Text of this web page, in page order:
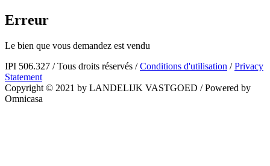
Erreur
Le bien que vous demandez est vendu
IPI 506.327 /Tous droits réservés / Conditions d'utilisation / Privacy
Statement
Copyright © 2021 by LANDELIJK VASTGOED /Powered by
Omnicasa